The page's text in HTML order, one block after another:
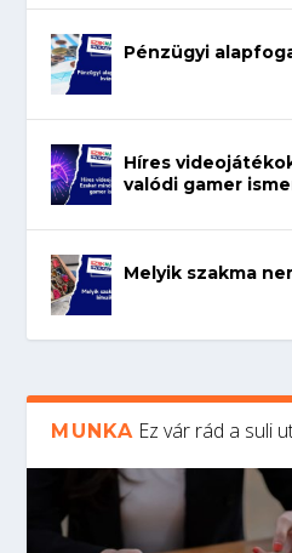
Pénzügyi
Híres
valódi gamer
Melyik szakma
MUNKA Ez vár rád a suli